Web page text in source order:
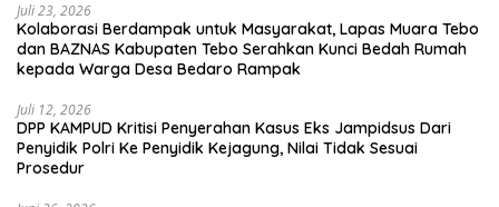
Juli 23, 2026
Kolaborasi Berdampak untuk Masyarakat, Lapas Muara Tebo
dan BAZNAS Kabupaten Tebo Serahkan Kunci Bedah Rumah
kepada Warga Desa Bedaro Rampak
Juli 12, 2026
DPP KAMPUD Kritisi Penyerahan Kasus Eks Jampidsus Dari
Penyidik Polri Ke Penyidik Kejagung, Nilai Tidak Sesuai
Prosedur